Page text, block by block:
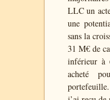
LLC un
une
sans la
31 M€ de
inférieur à
acheté